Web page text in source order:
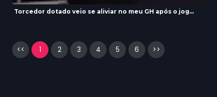
Torcedor dotado veio se aliviar no meu GH após o jog...
<< 1 2 3 4 5 6 >>